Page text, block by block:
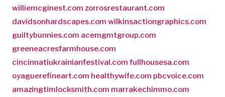
williemcginest.com zorrosrestaurant.com
davidsonhardscapes.com wilkinsactiongraphics.com
guiltybunnies.com acemgmtgroup.com
greeneacresfarmhouse.com
cincinnatiukrainianfestival.com fullhousesa.com
oyaguerefineart.com healthywife.com pbcvoice.com
amazingtimlocksmith.com marrakechimmo.com